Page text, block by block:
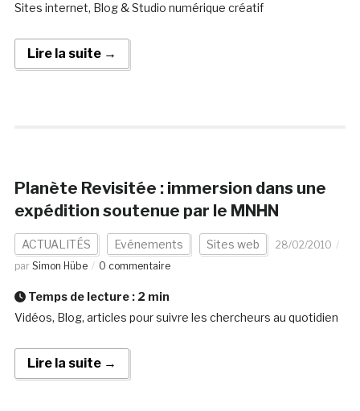
Sites internet, Blog & Studio numérique créatif
Lire la suite →
Planète Revisitée : immersion dans une
expédition soutenue par le MNHN
ACTUALITÉS Evénements Sites web
28/02/2010
par Simon Hübe 0 commentaire
Temps de lecture : 2 min
Vidéos, Blog, articles pour suivre les chercheurs au quotidien
Lire la suite →